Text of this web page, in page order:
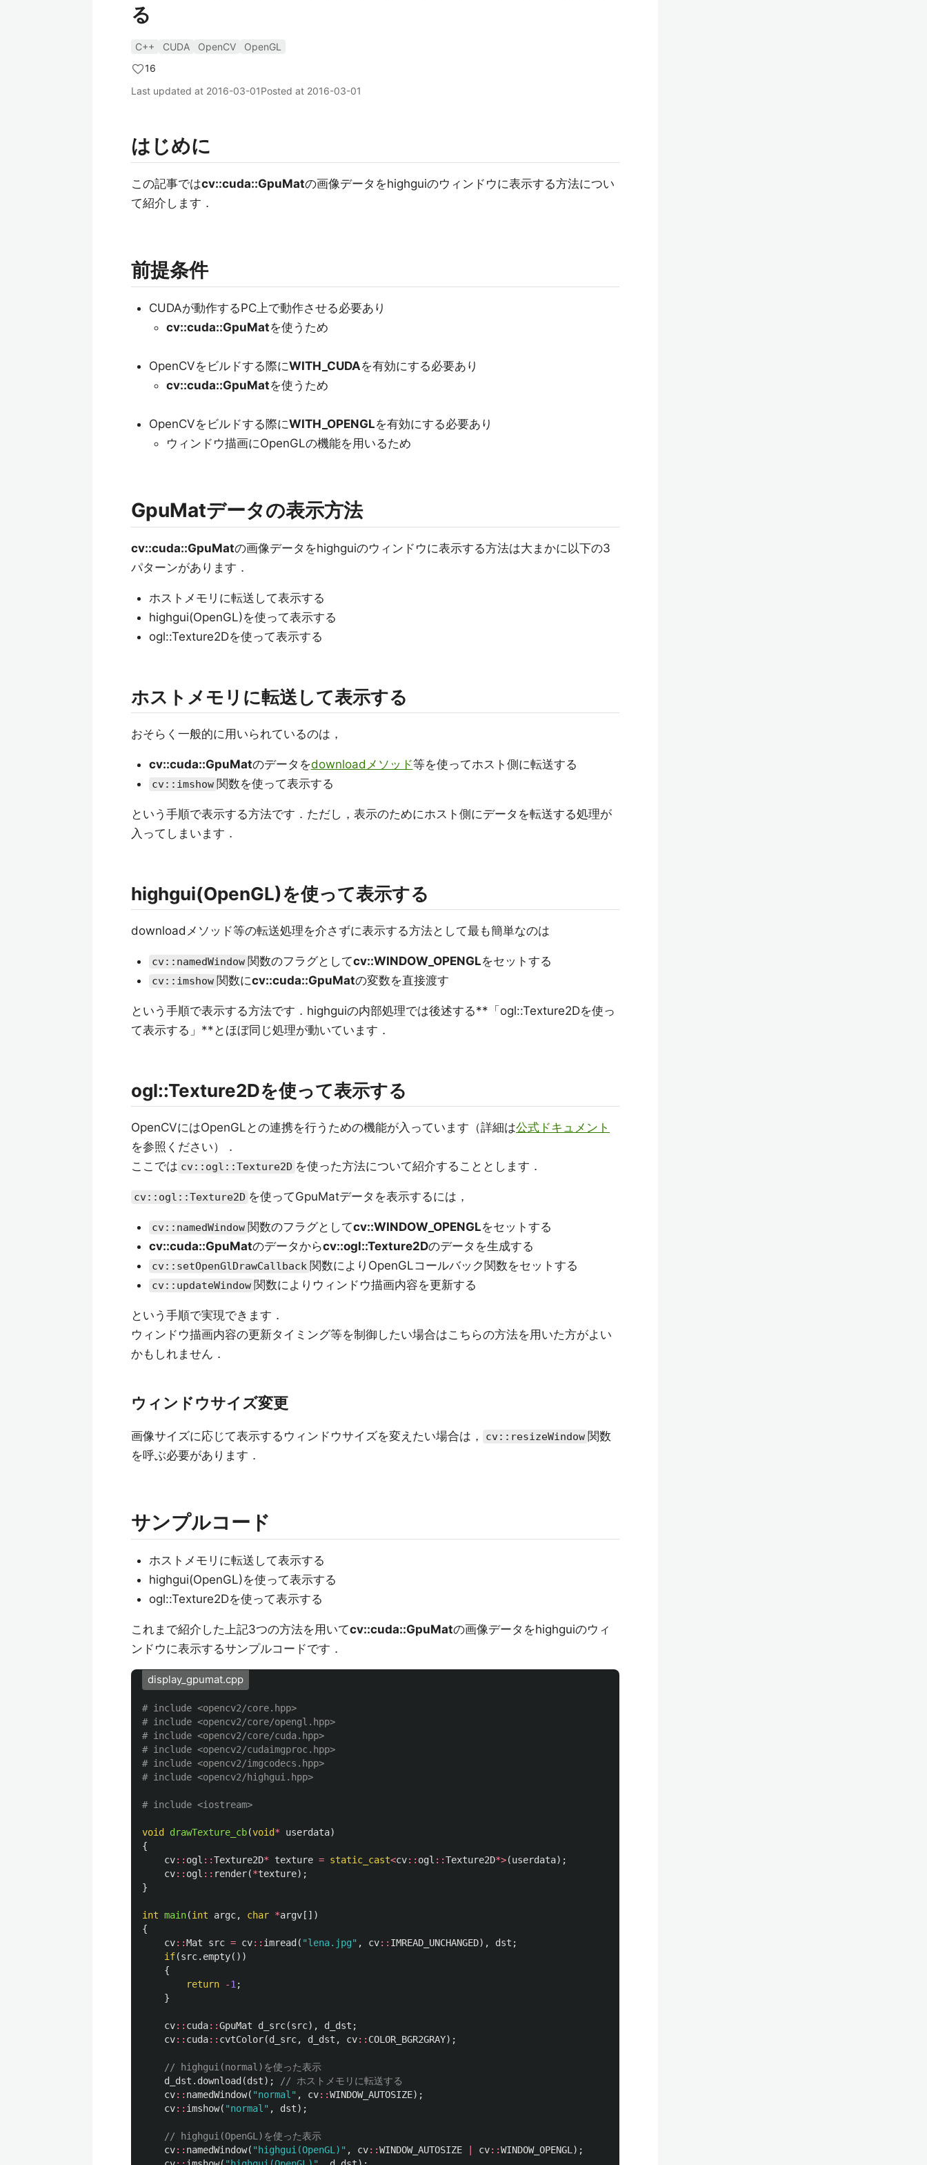
る
C++ CUDA OpenCV
OpenGL
16
Last updated at 2016-03-01Posted at 2016-03-01
はじめに
この記事ではcv::cuda::GpuMatの画像データをhighguiのウィンドウに表示する方法につい
て紹介します．
前提条件
CUDAが動作するPC上で動作させる必要あり
cv::cuda::GpuMatを使うため
OpenCVをビルドする際にWITH_CUDAを有効にする必要あり
cv::cuda::GpuMatを使うため
OpenCVをビルドする際にWITH_OPENGLを有効にする必要あり
ウィンドウ描画にOpenGLの機能を用いるため
GpuMatデータの表示方法
cv::cuda::GpuMatの画像データをhighguiのウィンドウに表示する方法は大まかに以下の3
パターンがあります．
ホストメモリに転送して表示する
highgui(OpenGL)を使って表示する
ogl::Texture2Dを使って表示する
ホストメモリに転送して表示する
おそらく一般的に用いられているのは，
cv::cuda::GpuMatのデータをdownloadメソッド等を使ってホスト側に転送する
cv::imshow 関数を使って表示する
という手順で表示する方法です．ただし，表示のためにホスト側にデータを転送する処理が
入ってしまいます．
highgui(OpenGL)を使って表示する
downloadメソッド等の転送処理を介さずに表示する方法として最も簡単なのは
cv::namedWindow 関数のフラグとしてcv::WINDOW_OPENGLをセットする
cv::imshow 関数にcv::cuda::GpuMatの変数を直接渡す
という手順で表示する方法です．highguiの内部処理では後述する**「ogl::Texture2Dを使っ
て表示する」**とほぼ同じ処理が動いています．
ogl::Texture2Dを使って表示する
OpenCVにはOpenGLとの連携を行うための機能が入っています（詳細は公式ドキュメント
を参照ください）．
ここでは cv::ogl::Texture2D を使った方法について紹介することとします．
cv::ogl::Texture2D を使ってGpuMatデータを表示するには，
cv::namedWindow 関数のフラグとしてcv::WINDOW_OPENGLをセットする
cv::cuda::GpuMatのデータからcv::ogl::Texture2Dのデータを生成する
cv::setOpenGlDrawCallback 関数によりOpenGLコールバック関数をセットする
cv::updateWindow 関数によりウィンドウ描画内容を更新する
という手順で実現できます．
ウィンドウ描画内容の更新タイミング等を制御したい場合はこちらの方法を用いた方がよい
かもしれません．
ウィンドウサイズ変更
画像サイズに応じて表示するウィンドウサイズを変えたい場合は， cv::resizeWindow 関数
を呼ぶ必要があります．
サンプルコード
ホストメモリに転送して表示する
highgui(OpenGL)を使って表示する
ogl::Texture2Dを使って表示する
これまで紹介した上記3つの方法を用いてcv::cuda::GpuMatの画像データをhighguiのウィ
ンドウに表示するサンプルコードです．
display_gpumat.cpp
# include <opencv2/core.hpp>
# include <opencv2/core/opengl.hpp>
# include <opencv2/core/cuda.hpp>
# include <opencv2/cudaimgproc.hpp>
# include <opencv2/imgcodecs.hpp>
void drawTexture_cb(void* userdata)
{
cv:: ogl ::Texture2D* texture = static_cast<cv:: ogl ::Texture2D*>(userdata);
cv:: ogl :: render(*texture);
}
int main(int argc, char *argv [])
{
cv::Mat src = cv:: imread ( "lena.jpg" , cv:: IMREAD_UNCHANGED), dst ;
if(src. empty())
{
return
-1 ;
}
cv:: cuda::GpuMat d_src(src), d_dst ;
cv:: cuda:: cvtColor(d_src, d_dst , cv:: COLOR_BGR2GRAY);
// highgui(normal)を使った表示
d_dst . download (dst);
// ホストメモリに転送する
cv:: namedWindow( "normal" , cv::WINDOW_AUTOSIZE);
cv:: imshow( "normal" , dst);
// highgui(OpenGL)を使った表示
cv:: namedWindow( "highgui(OpenGL)" , cv::WINDOW_AUTOSIZE cv::WINDOW_OPENGL );